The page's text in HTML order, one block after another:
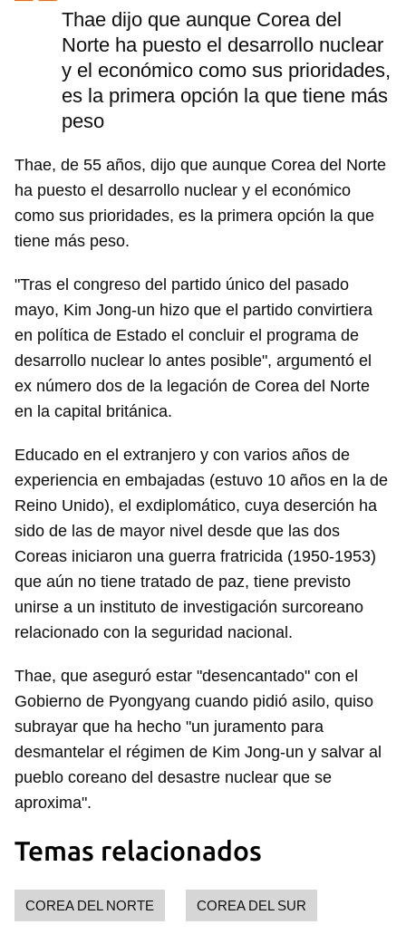
Thae dijo que aunque Corea del
Norte ha puesto el desarrollo nuclear
y el económico como sus prioridades,
es la primera opción la que tiene más
peso
Thae, de 55 años, dijo que aunque Corea del Norte
ha puesto el desarrollo nuclear y el económico
como sus prioridades, es la primera opción la que
tiene más peso.
"Tras el congreso del partido único del pasado
mayo, Kim Jong-un hizo que el partido convirtiera
en política de Estado el concluir el programa de
desarrollo nuclear lo antes posible", argumentó el
ex número dos de la legación de Corea del Norte
en la capital británica.
Educado en el extranjero y con varios años de
experiencia en embajadas (estuvo 10 años en la de
Reino Unido), el exdiplomático, cuya deserción ha
sido de las de mayor nivel desde que las dos
Coreas iniciaron una guerra fratricida (1950-1953)
que aún no tiene tratado de paz, tiene previsto
unirse a un instituto de investigación surcoreano
relacionado con la seguridad nacional.
Thae, que aseguró estar "desencantado" con el
Gobierno de Pyongyang cuando pidió asilo, quiso
subrayar que ha hecho "un juramento para
desmantelar el régimen de Kim Jong-un y salvar al
pueblo coreano del desastre nuclear que se
aproxima".
Temas relacionados
COREA DEL NORTE COREA DEL SUR